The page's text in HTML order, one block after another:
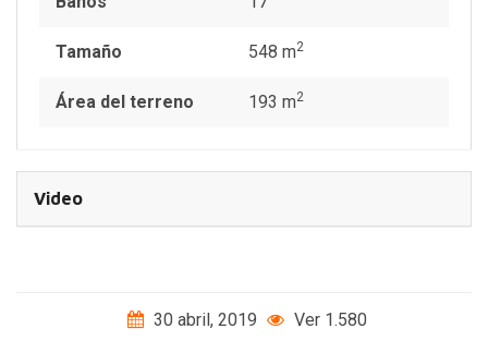
Tamaño 548 m2
Área del terreno 193 m2
Video
30 abril, 2019 Ver 1.580